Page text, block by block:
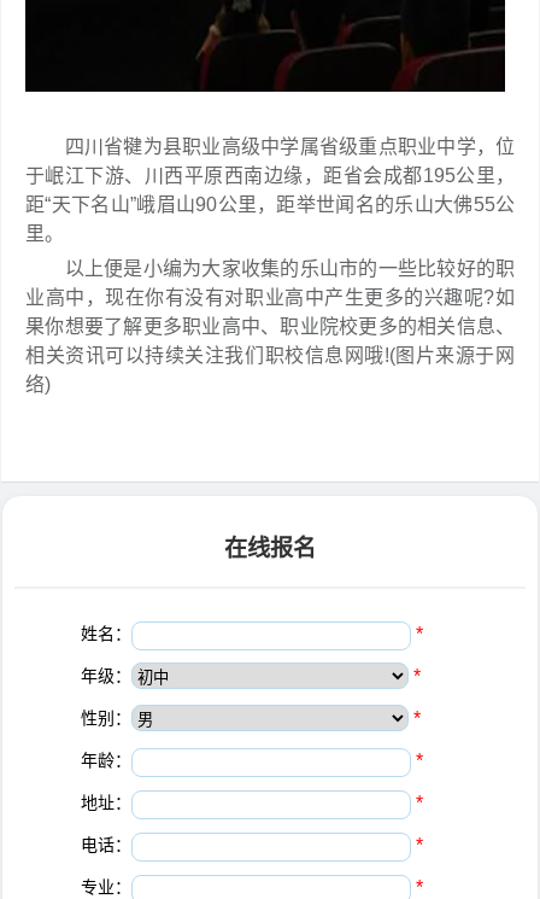
四川省犍为县职业高级中学属省级重点职业中学，位
于岷江下游、川西平原西南边缘，距省会成都195公里，
距“天下名山”峨眉山90公里，距举世闻名的乐山大佛55公
里。
以上便是小编为大家收集的乐山市的一些比较好的职
业高中，现在你有没有对职业高中产生更多的兴趣呢?如
果你想要了解更多职业高中、职业院校更多的相关信息、
相关资讯可以持续关注我们职校信息网哦!(图片来源于网
络)
在线报名
姓名： *
年级： *
性别： *
年龄： *
地址： *
电话： *
专业： *